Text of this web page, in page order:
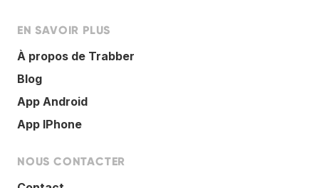
EN SAVOIR PLUS
À propos de Trabber
Blog
App Android
App IPhone
NOUS CONTACTER